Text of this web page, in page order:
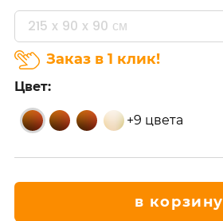
215 x 90 x 90 см
Заказ в 1 клик!
Цвет:
+9 цвета
в корзину